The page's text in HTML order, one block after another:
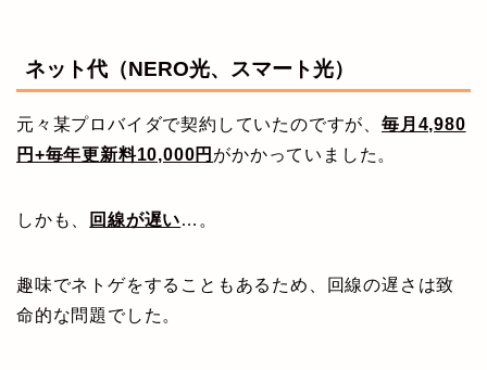
ネット代（NERO光、スマート光）
元々某プロバイダで契約していたのですが、 毎月4,980
円+毎年更新料10,000円 がかかっていました。
しかも、 回線が遅い…。
趣味でネトゲをすることもあるため、回線の遅さは致
命的な問題でした。